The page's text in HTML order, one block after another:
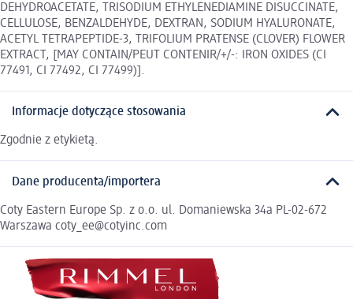
DEHYDROACETATE, TRISODIUM ETHYLENEDIAMINE DISUCCINATE,
CELLULOSE, BENZALDEHYDE, DEXTRAN, SODIUM HYALURONATE,
ACETYL TETRAPEPTIDE-3, TRIFOLIUM PRATENSE (CLOVER) FLOWER
EXTRACT, [MAY CONTAIN/PEUT CONTENIR/+/-: IRON OXIDES (CI
77491, CI 77492, CI 77499)].
Informacje dotyczące stosowania
Zgodnie z etykietą.
Dane producenta/importera
Coty Eastern Europe Sp. z o.o. ul. Domaniewska 34a PL-02-672
Warszawa coty_ee@cotyinc.com